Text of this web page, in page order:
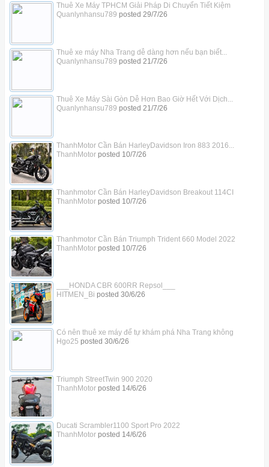
Thuê Xe Máy TPHCM Giải Pháp Di Chuyển Tiết Kiệm
Quanlynhansu789 posted 29/7/26
Thuê xe máy Nha Trang dễ dàng hơn nếu bạn biết...
Quanlynhansu789 posted 21/7/26
Thuê Xe Máy Sài Gòn Dễ Hơn Bao Giờ Hết Với Dịch...
Quanlynhansu789 posted 21/7/26
ThanhMotor Cần Bán HarleyDavidson Iron 883 2016...
ThanhMotorposted 10/7/26
Thanhmotor Cần Bán HarleyDavidson Breakout 114CI
ThanhMotorposted 10/7/26
Thanhmotor Cần Bán Triumph Trident 660 Model 2022
ThanhMotorposted 10/7/26
___HONDA CBR 600RR Repsol___
HITMEN_Bi posted 30/6/26
Có nên thuê xe máy để tự khám phá Nha Trang không
Hgo25 posted 30/6/26
Triumph StreetTwin 900 2020
ThanhMotorposted 14/6/26
Ducati Scrambler1100 Sport Pro 2022
ThanhMotorposted 14/6/26